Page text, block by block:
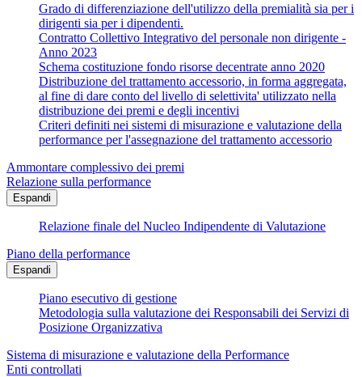
Grado di differenziazione dell'utilizzo della premialità sia per i
dirigenti sia per i dipendenti.
Contratto Collettivo Integrativo del personale non dirigente -
Anno 2023
Schema costituzione fondo risorse decentrate anno 2020
Distribuzione del trattamento accessorio, in forma aggregata,
al fine di dare conto del livello di selettivita' utilizzato nella
distribuzione dei premi e degli incentivi
Criteri definiti nei sistemi di misurazione e valutazione della
performance per l'assegnazione del trattamento accessorio
Ammontare complessivo dei premi
Relazione sulla performance
Espandi
Relazione finale del Nucleo Indipendente di Valutazione
Piano della performance
Espandi
Piano esecutivo di gestione
Metodologia sulla valutazione dei Responsabili dei Servizi di
Posizione Organizzativa
Sistema di misurazione e valutazione della Performance
Enti controllati